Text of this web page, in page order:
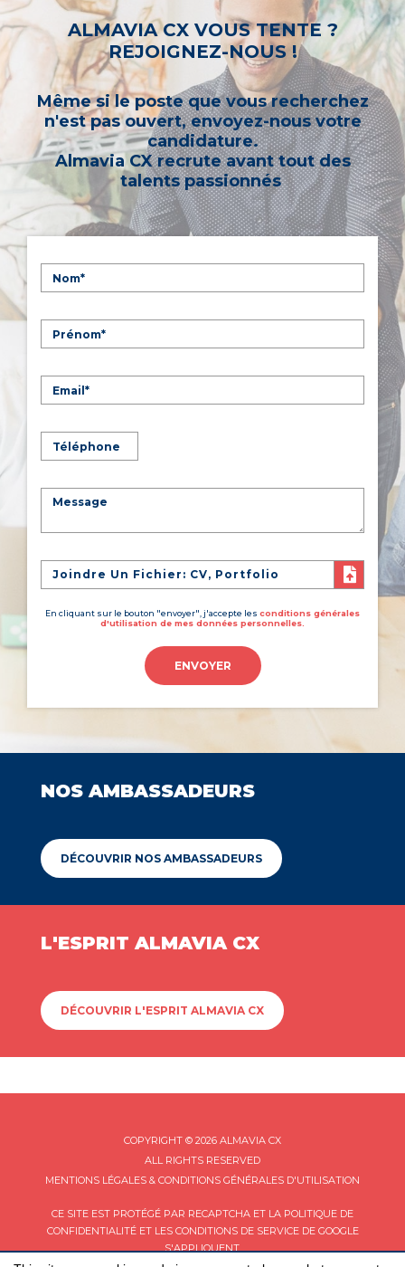
d’autres mots-clés ou à sélectionner un « métier ».
ALMAVIA CX VOUS TENTE ?
REJOIGNEZ-NOUS !
Même si le poste que vous recherchez
n'est pas ouvert, envoyez-nous votre
candidature.
Almavia CX recrute avant tout des
talents passionnés
Joindre Un Fichier: CV, Portfolio
En cliquant sur le bouton "envoyer", j'accepte les conditions générales
d'utilisation de mes données personnelles.
ENVOYER
NOS AMBASSADEURS
DÉCOUVRIR NOS AMBASSADEURS
L'ESPRIT ALMAVIA CX
DÉCOUVRIR L'ESPRIT ALMAVIA CX
COPYRIGHT © 2026 ALMAVIA CX
ALL RIGHTS RESERVED
MENTIONS LÉGALES & CONDITIONS GÉNÉRALES D'UTILISATION
CE SITE EST PROTÉGÉ PAR RECAPTCHA ET LA POLITIQUE DE
CONFIDENTIALITÉET LES CONDITIONS DE SERVICEDE GOOGLE
S'APPLIQUENT.